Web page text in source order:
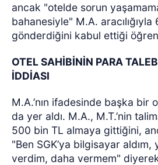
ancak "otelde sorun
bahanesiyle" M.A. aracılığıyla
gönderdiğini kabul ettiği
OTEL SAHİBİNİN PARA
İDDİASI
M.A.’nın ifadesinde başka bir
da yer aldı. M.A., M.T.’nin
500 bin TL almaya gittiğini,
"Ben SGK’ya bilgisayar
verdim, daha vermem"